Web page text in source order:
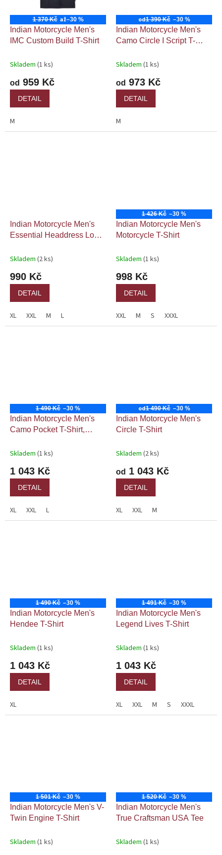
1 370 Kč až–30 %
Indian Motorcycle Men's
IMC Custom Build T-Shirt
Skladem (1 ks)
od 959 Kč
DETAIL
M
od1 390 Kč –30 %
Indian Motorcycle Men's
Camo Circle I Script T-
Skladem (1 ks)
od 973 Kč
DETAIL
M
Indian Motorcycle Men's
Essential Headdress Logo
Skladem (2 ks)
990 Kč
DETAIL
XL XXL M L
1 426 Kč –30 %
Indian Motorcycle Men's
Motorcycle T-Shirt
Skladem (1 ks)
998 Kč
DETAIL
XXL M S XXXL
1 490 Kč –30 %
Indian Motorcycle Men's
Camo Pocket T-Shirt,
Skladem (1 ks)
1 043 Kč
DETAIL
XL XXL L
od1 490 Kč –30 %
Indian Motorcycle Men's
Circle T-Shirt
Skladem (2 ks)
od 1 043 Kč
DETAIL
XL XXL M
1 490 Kč –30 %
Indian Motorcycle Men's
Hendee T-Shirt
Skladem (1 ks)
1 043 Kč
DETAIL
XL
1 491 Kč –30 %
Indian Motorcycle Men's
Legend Lives T-Shirt
Skladem (1 ks)
1 043 Kč
DETAIL
XL XXL M S XXXL
1 501 Kč –30 %
Indian Motorcycle Men's V-
Twin Engine T-Shirt
Skladem (1 ks)
1 520 Kč –30 %
Indian Motorcycle Men's
True Craftsman USA Tee
Skladem (1 ks)